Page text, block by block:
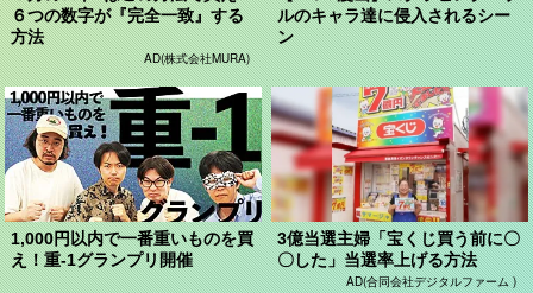
６つの数字が『完全一致』する
方法
AD(株式会社MURA)
ルのキャラ達に侵入されるシー
ン
1,000円以内で一番重いものを買
え！重-1グランプリ開催
3億当選主婦「宝くじ買う前に〇
〇した」当選率上げる方法
AD(合同会社デジタルファーム )